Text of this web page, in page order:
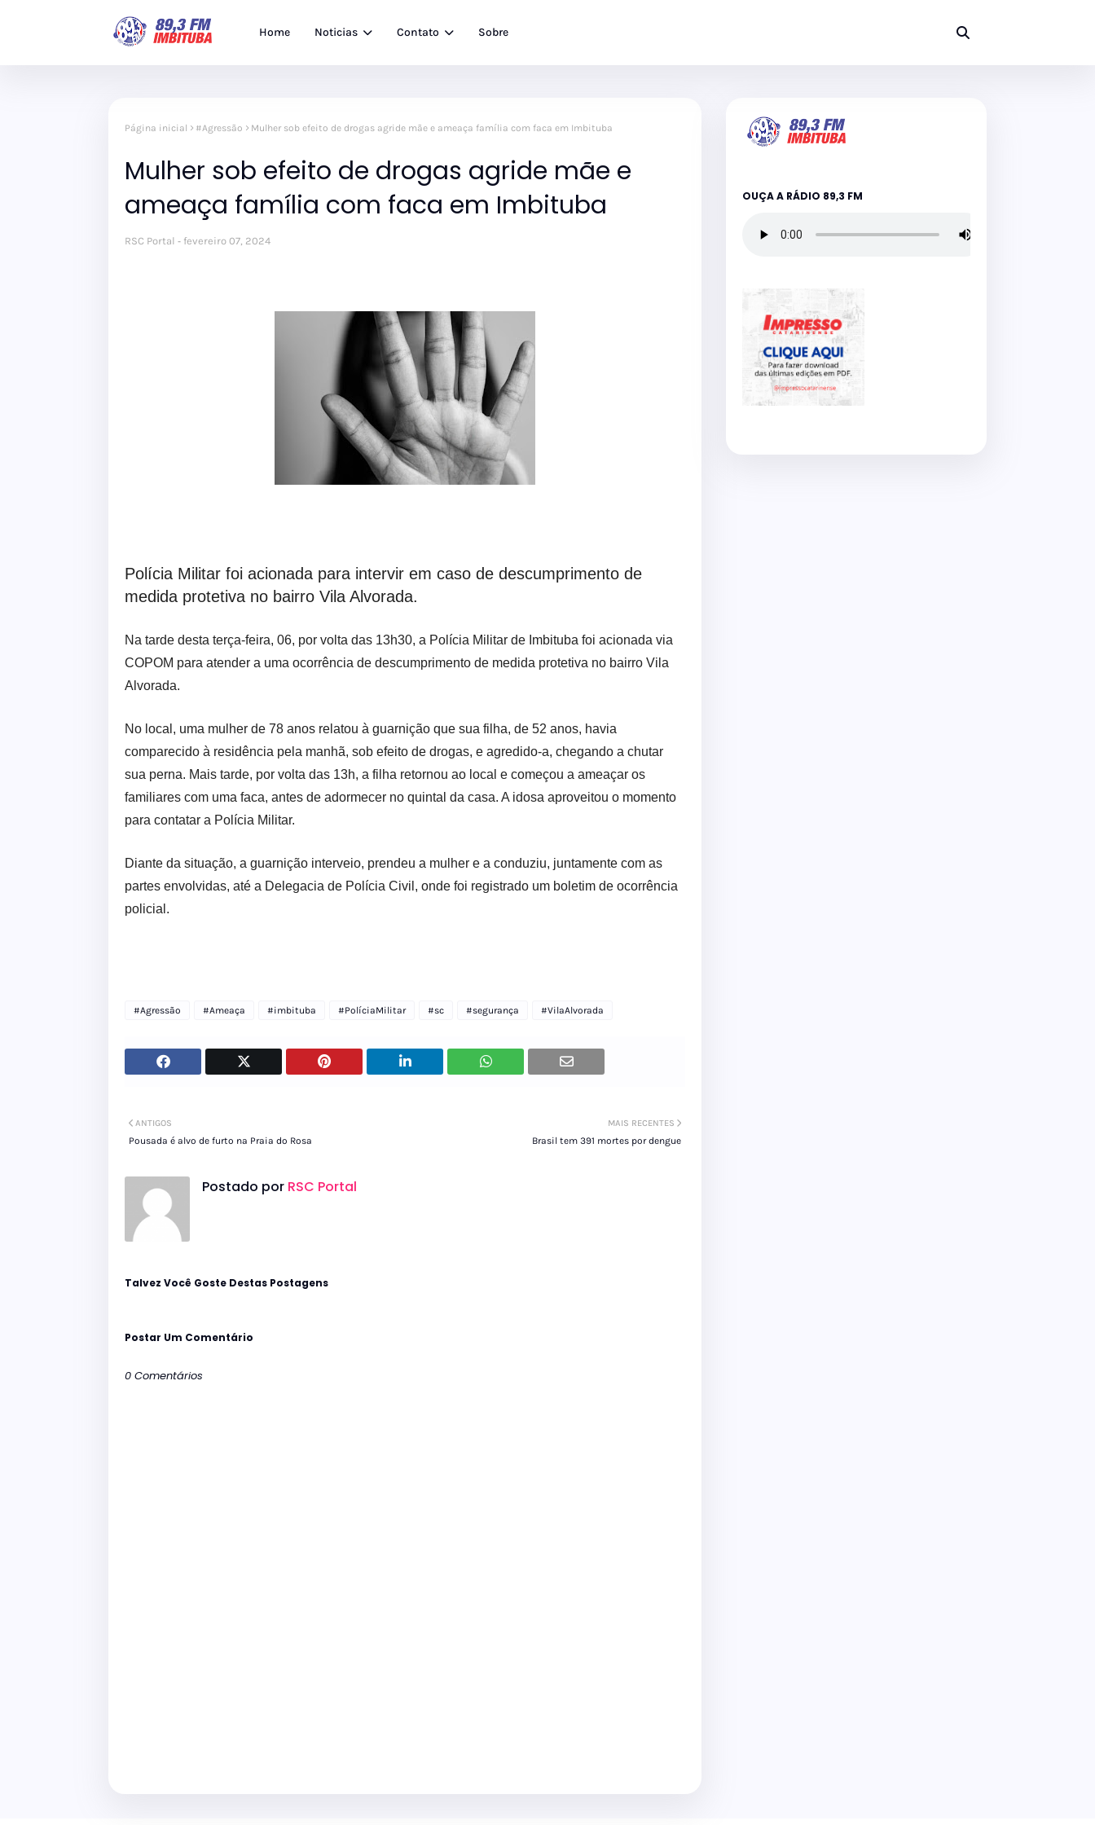
Home Noticias Contato Sobre
Página inicial #Agressão Mulher sob efeito de drogas agride mãe e ameaça família com faca em Imbituba
Mulher sob efeito de drogas agride mãe e
ameaça família com faca em Imbituba
RSC Portal fevereiro 07, 2024
Polícia Militar foi acionada para intervir em caso de descumprimento de
medida protetiva no bairro Vila Alvorada.
Na tarde desta terça-feira, 06, por volta das 13h30, a Polícia Militar de Imbituba foi acionada via
COPOM para atender a uma ocorrência de descumprimento de medida protetiva no bairro Vila
Alvorada.
No local, uma mulher de 78 anos relatou à guarnição que sua filha, de 52 anos, havia
comparecido à residência pela manhã, sob efeito de drogas, e agredido-a, chegando a chutar
sua perna. Mais tarde, por volta das 13h, a filha retornou ao local e começou a ameaçar os
familiares com uma faca, antes de adormecer no quintal da casa. A idosa aproveitou o momento
para contatar a Polícia Militar.
Diante da situação, a guarnição interveio, prendeu a mulher e a conduziu, juntamente com as
partes envolvidas, até a Delegacia de Polícia Civil, onde foi registrado um boletim de ocorrência
policial.
#Agressão #Ameaça #imbituba #PolíciaMilitar #sc #segurança #VilaAlvorada
MAIS RECENTES
Brasil tem 391 mortes por dengue
ANTIGOS
Pousada é alvo de furto na Praia do Rosa
Postado por RSC Portal
Talvez Você Goste Destas Postagens
Postar Um Comentário
0 Comentários
OUÇA A RÁDIO 89,3 FM